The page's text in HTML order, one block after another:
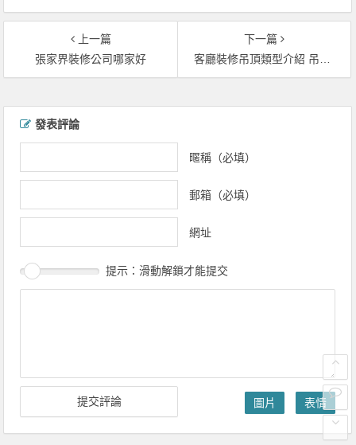
上一篇
張家界裝修公司哪家好
下一篇
客廳裝修吊頂類型介紹 吊頂裝修必看
發表評論
暱稱（必填）
郵箱（必填）
網址
提示：滑動解鎖才能提交
圖片 表情